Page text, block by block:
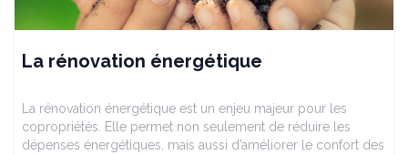
La rénovation énergétique
La rénovation énergétique est un enjeu majeur pour les
copropriétés. Elle permet non seulement de réduire les
dépenses énergétiques, mais aussi d’améliorer le confort des